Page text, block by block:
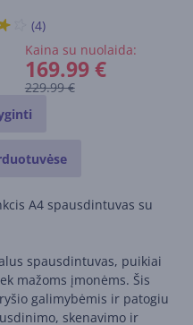
Kaina su nuolaida:
169.99 €
229.99 €
(4)
A4 spausdintuvas su
spausdintuvas, puikiai
mažoms įmonėms. Šis
galimybėmis ir patogiu
skenavimo ir